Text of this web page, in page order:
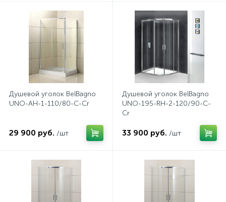
Душевой уголок BelBagno
UNO-AH-1-110/80-C-Cr
29 900 руб. /шт
Душевой уголок BelBagno
UNO-195-RH-2-120/90-C-
Cr
33 900 руб. /шт
Смесители для ванны
Смесители для ванны и душа
Смесители для душа
22